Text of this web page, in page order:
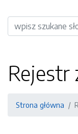
Wyszukiwarka
Rejestr
Strona główna